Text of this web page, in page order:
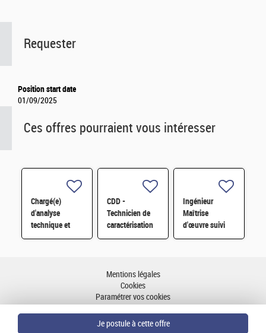
Requester
Position start date
01/09/2025
Ces offres pourraient vous intéresser
Chargé(e)
d'analyse
technique et
financière des
CDD -
Technicien de
caractérisation
et mise en
les modules
photovoltaïques
H/F
Ingénieur
Maîtrise
d'œuvre suivi
réalisation
Mentions légales
Cookies
Paramétrer vos cookies
Plan du site